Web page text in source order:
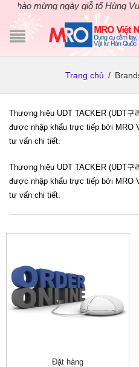
Chào mừng ngày giỗ tổ Hùng
Trang chủ /
Thương hiệu UDT TACKER (UDT구
được nhập khẩu trực tiếp bởi MRO
tư vấn chi tiết.
Thương hiệu UDT TACKER (UDT구
được nhập khẩu trực tiếp bởi MRO
tư vấn chi tiết.
Đặt hàng